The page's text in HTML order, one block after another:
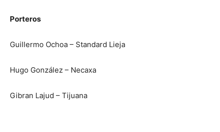
Porteros
Guillermo Ochoa – Standard Lieja
Hugo González – Necaxa
Gibran Lajud – Tijuana